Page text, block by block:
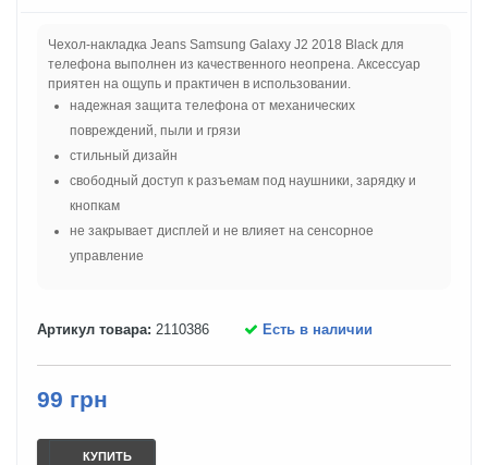
Чехол-накладка Jeans Samsung Galaxy J2 2018 Black для
телефона выполнен из качественного неопрена. Аксессуар
приятен на ощупь и практичен в использовании.
надежная защита телефона от механических
повреждений, пыли и грязи
стильный дизайн
свободный доступ к разъемам под наушники, зарядку и
кнопкам
не закрывает дисплей и не влияет на сенсорное
управление
Артикул товара: 2110386 Есть в наличии
99 грн
КУПИТЬ